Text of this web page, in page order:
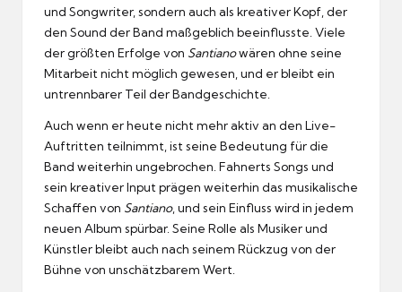
und Songwriter, sondern auch als kreativer Kopf, der
den Sound der Band maßgeblich beeinflusste. Viele
der größten Erfolge von Santianowären ohne seine
Mitarbeit nicht möglich gewesen, und er bleibt ein
untrennbarer Teil der Bandgeschichte.
Auch wenn er heute nicht mehr aktiv an den Live-
Auftritten teilnimmt, ist seine Bedeutung für die
Band weiterhin ungebrochen. Fahnerts Songs und
sein kreativer Input prägen weiterhin das musikalische
Schaffen von Santiano, und sein Einfluss wird in jedem
neuen Album spürbar. Seine Rolle als Musiker und
Künstler bleibt auch nach seinem Rückzug von der
Bühne von unschätzbarem Wert.